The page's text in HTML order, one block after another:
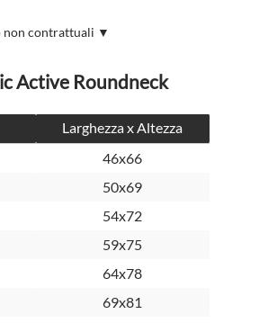
non contrattuali ▼
Active Roundneck
Larghezza x Altezza
46x66
50x69
54x72
59x75
64x78
69x81